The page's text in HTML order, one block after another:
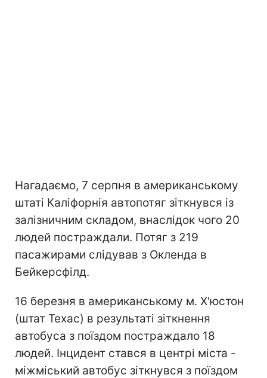
Нагадаємо, 7 серпня в американському
штаті Каліфорнія автопотяг зіткнувся із
залізничним складом, внаслідок чого 20
людей постраждали. Потяг з 219
пасажирами слідував з Окленда в
Бейкерсфілд.
16 березня в американському м. Х'юстон
(штат Техас) в результаті зіткнення
автобуса з поїздом постраждало 18
людей. Інцидент стався в центрі міста -
міжміський автобус зіткнувся з поїздом